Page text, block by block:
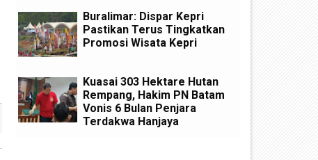
Buralimar: Dispar Kepri
Pastikan Terus Tingkatkan
Promosi Wisata Kepri
Kuasai 303 Hektare Hutan
Rempang, Hakim PN Batam
Vonis 6 Bulan Penjara
Terdakwa Hanjaya